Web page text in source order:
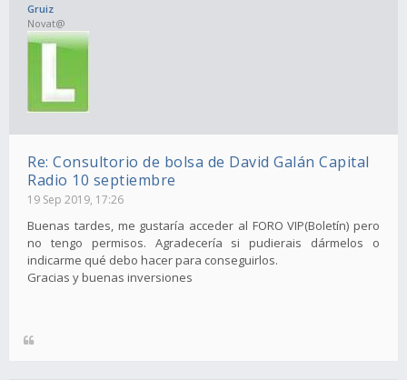
Gruiz
Novat@
Re: Consultorio de bolsa de David Galán Capital
Radio 10 septiembre
19 Sep 2019, 17:26
Buenas tardes, me gustaría acceder al FORO VIP(Boletín) pero
no tengo permisos. Agradecería si pudierais dármelos o
indicarme qué debo hacer para conseguirlos.
Gracias y buenas inversiones